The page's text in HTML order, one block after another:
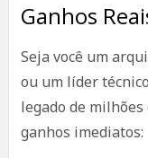
Ganhos
Seja você um
ou um líder
legado de
ganhos imediatos: